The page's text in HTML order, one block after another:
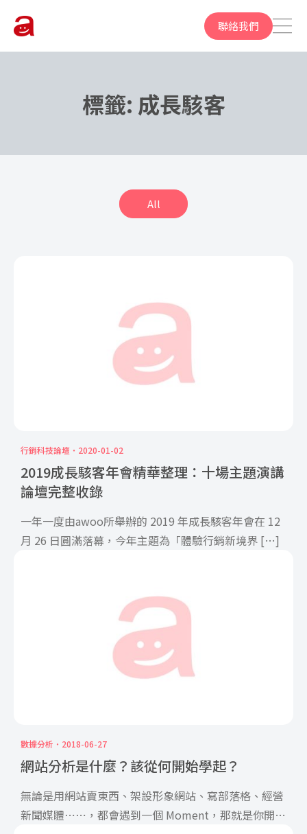
聯絡我們
標籤: 成長駭客
All
行銷科技論壇 2020-01-02
2019成長駭客年會精華整理：十場主題演講
論壇完整收錄
一年一度由awoo所舉辦的 2019 年成長駭客年會在 12
月 26 日圓滿落幕，今年主題為「體驗行銷新境界 […]
數據分析 2018-06-27
網站分析是什麼？該從何開始學起？
無論是用網站賣東西、架設形象網站、寫部落格、經營
新聞媒體⋯⋯，都會遇到一個 Moment，那就是你開始